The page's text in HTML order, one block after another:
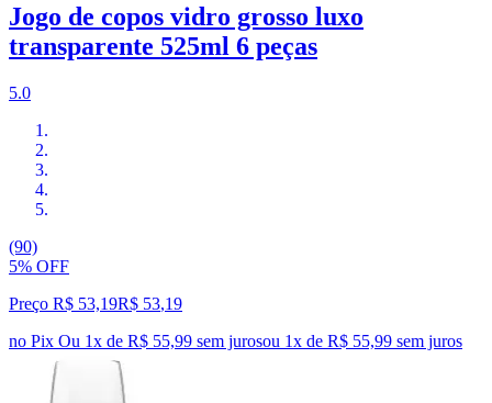
Jogo de copos vidro grosso luxo
transparente 525ml 6 peças
5.0
(90)
5% OFF
Preço R$ 53,19R$ 53,19
no Pix Ou 1x de R$ 55,99 sem jurosou 1x de R$ 55,99 sem juros